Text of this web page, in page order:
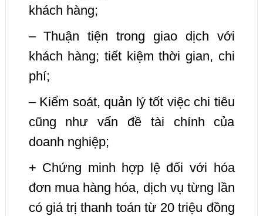
khách hàng;
– Thuận tiện trong giao dịch với
khách hàng; tiết kiệm thời gian, chi
phí;
– Kiểm soát, quản lý tốt việc chi tiêu
cũng như vấn đề tài chính của
doanh nghiệp;
+ Chứng minh hợp lệ đối với hóa
đơn mua hàng hóa, dịch vụ từng lần
có giá trị thanh toán từ 20 triệu đồng